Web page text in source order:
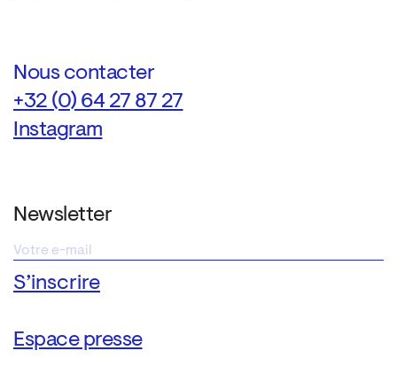
Nous contacter
+32 (0) 64 27 87 27
Instagram
Newsletter
Espace presse